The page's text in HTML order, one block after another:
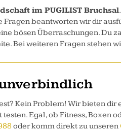
im PUGILIST Bruchsal
beantworten wir dir
bösen Überraschungen. Du
Bei weiteren Fragen stehen
Kein Problem! Wir bieten dir
Egal, ob Fitness, Boxen
oder komm direkt zu unseren